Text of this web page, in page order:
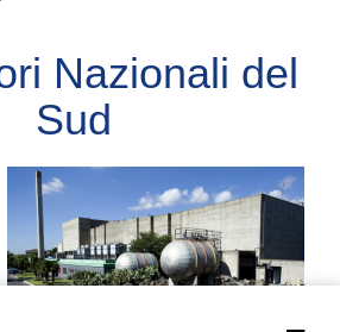
Nazionali del
Sud